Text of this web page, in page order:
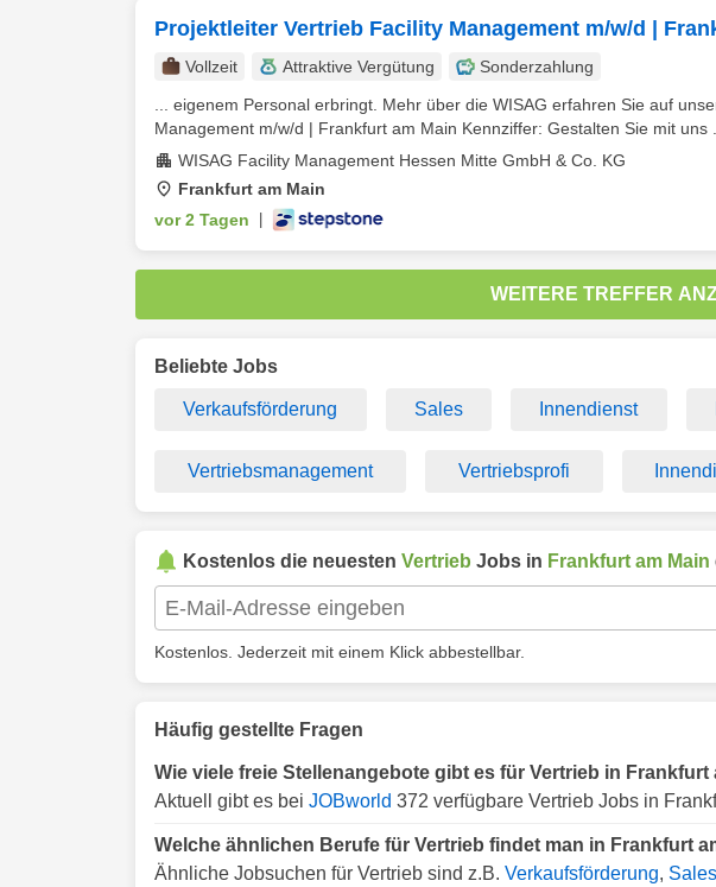
Projektleiter Vertrieb Facility Management m/w/d |
Vollzeit Attraktive Vergütung
Sonderzahlung
... eigenem Personal erbringt. Mehr über die WISAG erfahren Sie auf
Management m/w/d | Frankfurt am Main Kennziffer: Gestalten Sie mit uns ...
WISAG Facility Management Hessen Mitte GmbH & Co. KG
Frankfurt am Main
vor 2 Tagen
WEITERE TREFFER
Beliebte Jobs
Verkaufsförderung Sales Innendienst
Vertriebsmanagement Vertriebsprofi
Kostenlos die neuesten Vertrieb Jobs in Frankfurt am Main
Kostenlos. Jederzeit mit einem Klick abbestellbar.
Häufig gestellte Fragen
Wie viele freie Stellenangebote gibt es für Vertrieb in Frankfurt
Aktuell gibt es bei JOBworld 372 verfügbare Vertrieb Jobs in
Welche ähnlichen Berufe für Vertrieb findet man in Frankfurt
Ähnliche Jobsuchen für Vertrieb sind z.B. Verkaufsförderung, Sales